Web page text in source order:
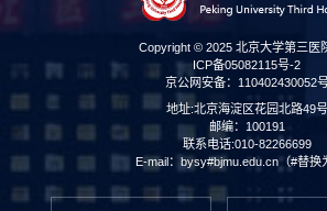
Copyright © 2025 北京大学第三医
ICP备05082115号-2
京公网安备：110402430052
地址:北京海淀区花园北路49号
邮编：100191
联系电话:010-82266699
E-mail：bysy#bjmu.edu.cn（#替换